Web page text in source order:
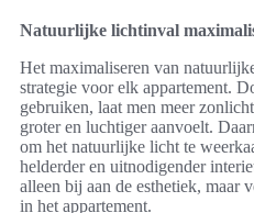
Natuurlijke lichtinval
Het maximaliseren van
strategie voor elk appartement.
gebruiken, laat men meer
groter en luchtiger aanvoelt.
om het natuurlijke licht te
helderder en uitnodigender
alleen bij aan de esthetiek, maar
in het appartement.